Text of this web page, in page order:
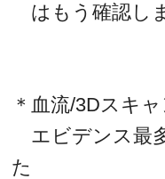
はもう確認し
＊血流/3Dスキ
エビデンス最
た